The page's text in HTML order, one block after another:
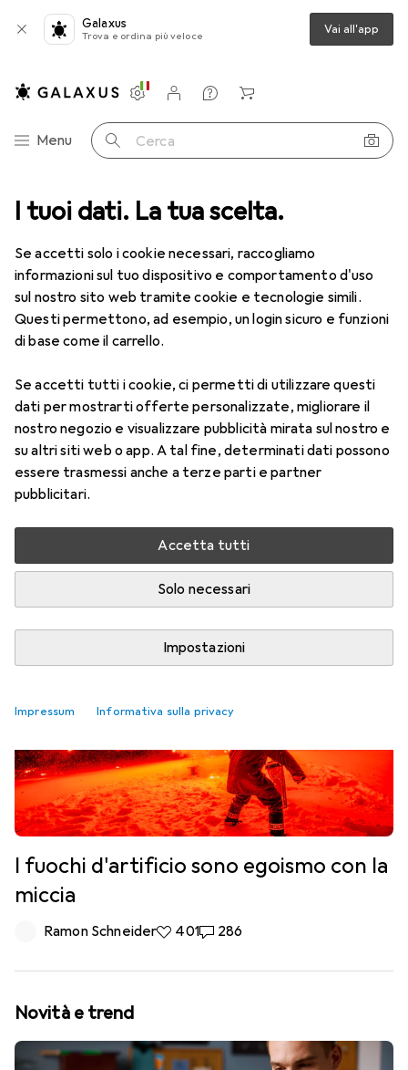
I tuoi dati. La tua scelta.
Se accetti solo i cookie necessari, raccogliamo
informazioni sul tuo dispositivo e comportamento d'uso
sul nostro sito web tramite cookie e tecnologie simili.
Questi permettono, ad esempio, un login sicuro e funzioni
di base come il carrello.
Se accetti tutti i cookie, ci permetti di utilizzare questi
dati per mostrarti offerte personalizzate, migliorare il
nostro negozio e visualizzare pubblicità mirata sul nostro e
su altri siti web o app. A tal fine, determinati dati possono
essere trasmessi anche a terze parti e partner
pubblicitari.
Accetta tutti
Solo necessari
Impostazioni
Impressum Informativa sulla privacy
Galaxus
Trova e ordina più veloce Vai all'app
Categoria Navigazione
Menu Cerca
Impostazioni
Conto cliente
Liste di confronto
Liste dei desideri
Carrello
Ramon Schneider
Editor
Ramon.Schneider@digitecgalaxus.ch
Mi guadagno da vivere gingillando con i giocattoli da
172 articoli
Argomento Rubrica
Più recenti
I fuochi d'artificio sono egoismo con la
miccia
Ramon Schneider401 like
401286 commenti
286
Novità e trend